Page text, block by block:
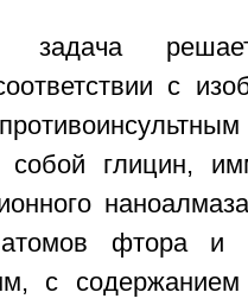
задача
с
собой глицин,
фтора и
с содержанием